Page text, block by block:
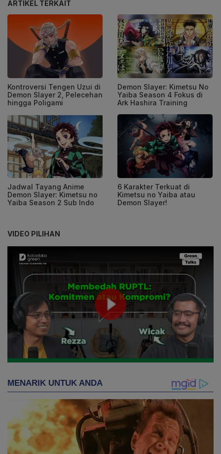
ARTIKEL TERKAIT
Kontroversi Tengen Uzui di
Demon Slayer 2, Pelecehan
hingga Poligami
Demon Slayer: Kimetsu No
Yaiba Season 4 Fokus di
Ark Hashira Training
Jadwal Tayang Anime
Demon Slayer: Kimetsu no
Yaiba Season 2 Sub Indo
6 Karakter Terkuat di
Kimetsu no Yaiba atau
Demon Slayer!
VIDEO PILIHAN